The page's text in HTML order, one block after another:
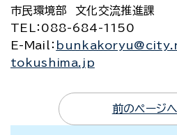
市民環境部 文化交流推進課
TEL
：088-684-1150
E-Mail
：
tokushima.jp
前のページ